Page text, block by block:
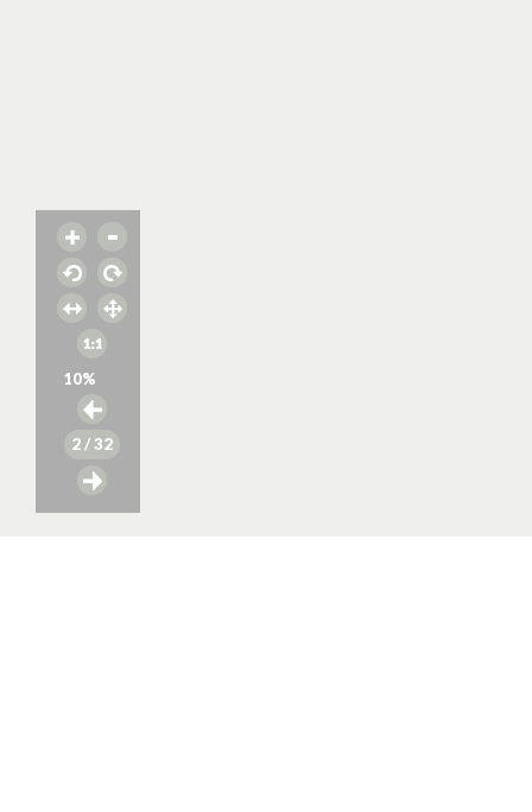
10%
2/ 32